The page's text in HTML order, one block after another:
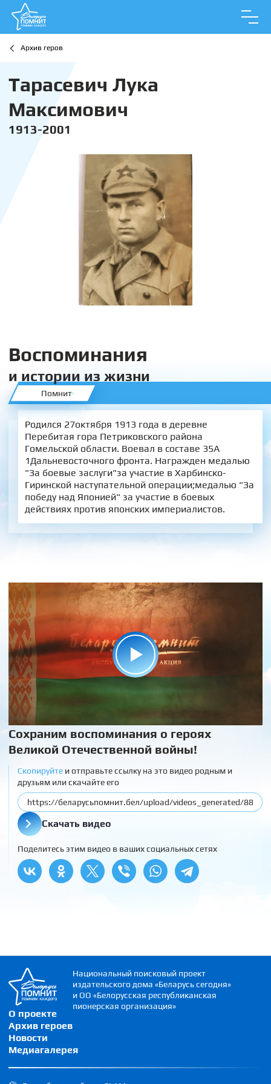
Архив геров
Тарасевич Лука
Максимович
1913-2001
Воспоминания
и истории из жизни
Помнит
Родился 27октября 1913 года в деревне
Перебитая гора Петриковского района
Гомельской области. Воевал в составе 35А
1Дальневосточного фронта. Награжден медалью
"За боевые заслуги"за участие в Харбинско-
Гиринской наступательной операции;медалью "За
победу над Японией" за участие в боевых
действиях против японских империалистов.
Сохраним воспоминания о героях
Великой Отечественной войны!
Скопируйтеи отправьте ссылку на это видео родным и
друзьям или скачайте его
Скачать видео
Поделитесь этим видео в ваших социальных сетях
О проекте
Архив героев
Новости
Медиагалерея
Национальный поисковый проект
издательского дома «Беларусь сегодня»
и ОО «Белорусская республиканская
пионерская организация»